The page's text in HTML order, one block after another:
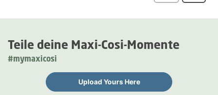
Teile deine Maxi-Cosi-Momente
#mymaxicosi
Upload Yours Here